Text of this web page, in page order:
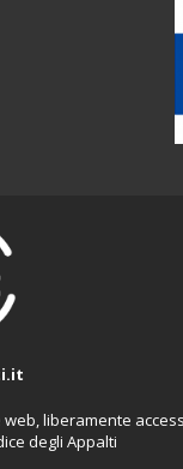
liberamente
degli Appalti